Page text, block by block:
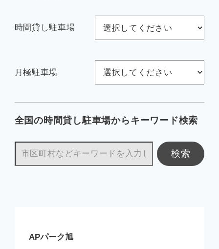
よくあるご質問
会社案内PDF
時間貸し駐車場
月極駐車場
全国の時間貸し駐車場からキーワード検索
検索
APパーク旭